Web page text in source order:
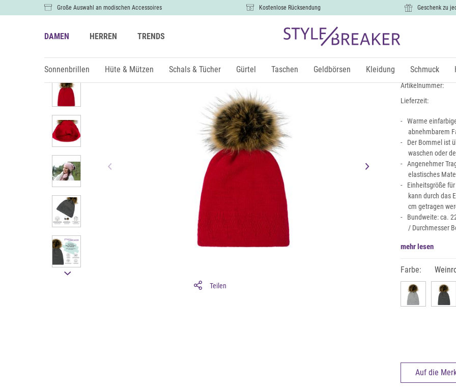
Große Auswahl an modischen Accessoires Kostenlose Rücksendung Geschenk zu
DAMEN HERREN TRENDS
Sonnenbrillen Hüte & Mützen Schals & Tücher Gürtel Taschen Geldbörsen Kleidung Schmuck
Teilen
Strick
19,99 €
Artikelnummer:
Lieferzeit:
Warme
abnehmbarem
Der Bommel ist
waschen oder
Angenehmer
elastisches
Einheitsgröße
kann durch das
cm getragen
Bundweite: ca.
/ Durchmesser
mehr lesen
Farbe:
Auf die